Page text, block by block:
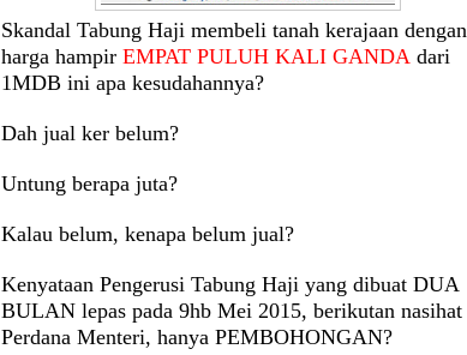
Skandal Tabung Haji membeli tanah kerajaan dengan
harga hampir EMPAT PULUH KALI GANDA dari
1MDB ini apa kesudahannya?
Dah jual ker belum?
Untung berapa juta?
Kalau belum, kenapa belum jual?
Kenyataan Pengerusi Tabung Haji yang dibuat DUA
BULAN lepas pada 9hb Mei 2015, berikutan nasihat
Perdana Menteri, hanya PEMBOHONGAN?